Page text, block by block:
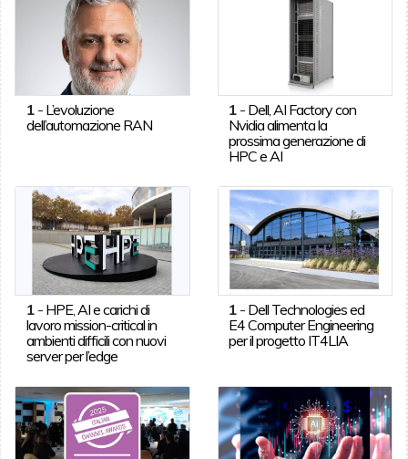
1- L’evoluzione
dell’automazione RAN
1 - Dell, AI Factory con
Nvidia alimenta la
prossima generazione di
HPC e AI
1- HPE, AI e carichi di
lavoro mission-critical in
ambienti difficili con nuovi
server per l’edge
1 - Dell Technologies ed
E4 Computer Engineering
per il progetto IT4LIA